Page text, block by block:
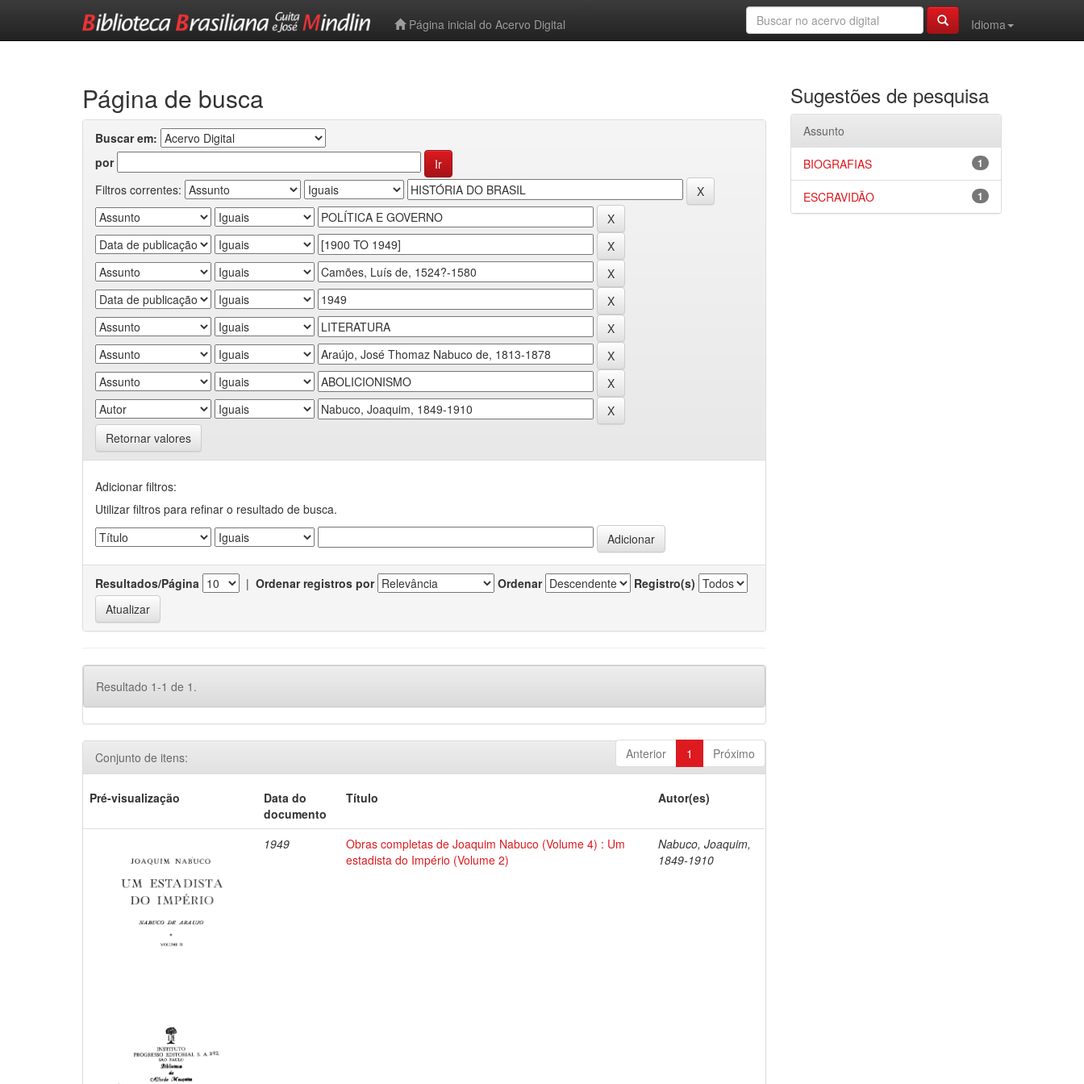
Página inicial do Acervo Digital
Idioma
Página de busca
Buscar em:
por
Filtros correntes:
Retornar valores
Adicionar filtros:
Utilizar filtros para refinar o resultado de busca.
Resultados/Página | Ordenar registros por Ordenar Registro(s)
Resultado 1-1 de 1.
Anterior 1 Próximo
Conjunto de itens:
Pré-visualização
Data do
documento
Título Autor(es)
1949
Obras completas de Joaquim Nabuco (Volume 4) : Um
estadista do Império (Volume 2)
Nabuco, Joaquim,
1849-1910
Sugestões de pesquisa
Assunto
1
BIOGRAFIAS
1
ESCRAVIDÃO